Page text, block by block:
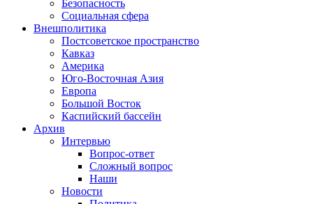
Безопасность
Социальная сфера
Внешполитика
Постсоветское пространство
Кавказ
Америка
Юго-Восточная Азия
Европа
Большой Восток
Каспийский бассейн
Архив
Интервью
Вопрос-ответ
Сложный вопрос
Наши
Новости